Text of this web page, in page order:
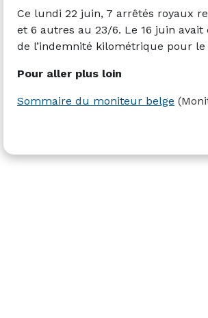
Ce lundi 22 juin, 7 arrêtés royaux
et 6 autres au 23/6. Le 16 juin
de l’indemnité kilométrique pour
Pour aller plus loin
Sommaire du moniteur belge